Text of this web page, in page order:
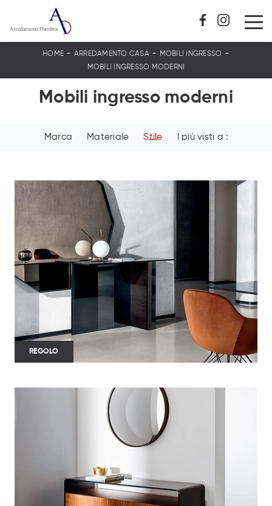
HOME - ARREDAMENTO CASA- MOBILI INGRESSO -
MOBILI INGRESSO MODERNI
Mobili ingresso moderni
Marca Materiale Stile I più visti a :
REGOLO